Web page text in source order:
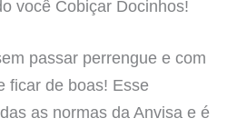
você Cobiçar Docinhos!
passar perrengue e com
ficar de boas! Esse
as normas da Anvisa e é